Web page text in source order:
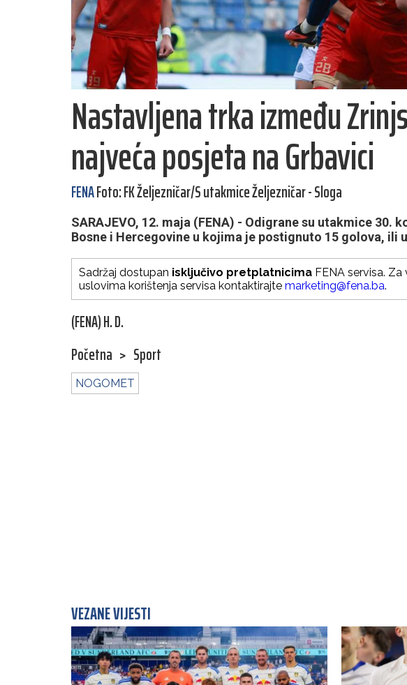
Nastavljena trka između
najveća posjeta na Grbavici
FENAFoto: FK Željezničar/S utakmice Željezničar - Sloga
SARAJEVO, 12. maja (FENA) - Odigrane su utakmice 30.
Bosne i Hercegovine u kojima je postignuto 15 golova, ili
Sadržaj dostupan isključivo pretplatnicima FENA servisa.
uslovima korištenja servisa kontaktirajte marketing@fena.ba.
(FENA) H. D.
Početna > Sport
NOGOMET
VEZANE VIJESTI